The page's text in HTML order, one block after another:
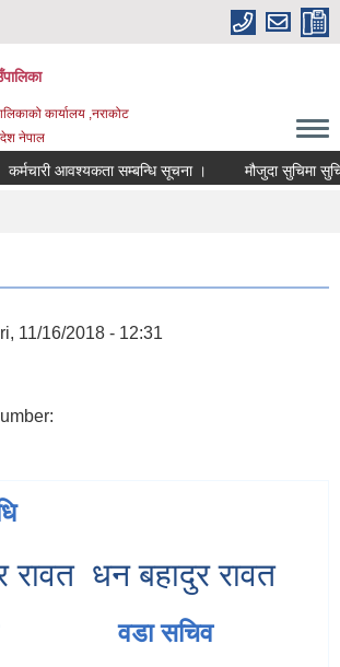
कार्यालय ,नराकोट
नेपाल
आवश्यकता सम्बन्धि सूचना । मौजुदा सुचिमा
11/16/2018 - 12:31
रावत धन बहादुर रावत
वडा सचिव